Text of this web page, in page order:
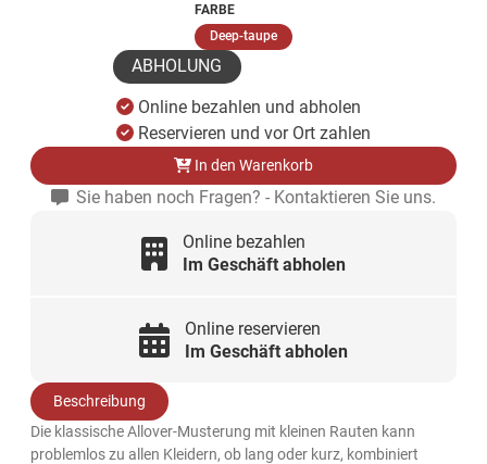
FARBE
Deep-taupe(ausgewählt)
ABHOLUNG
Online bezahlen und abholen
Reservieren und vor Ort zahlen
In den Warenkorb
Sie haben noch Fragen? - Kontaktieren Sie uns.
Online bezahlen
Im Geschäft abholen
Online reservieren
Im Geschäft abholen
Beschreibung
Die klassische Allover-Musterung mit kleinen Rauten kann
problemlos zu allen Kleidern, ob lang oder kurz, kombiniert